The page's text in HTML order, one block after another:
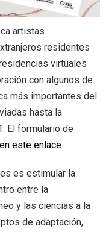
artistas
residentes
virtuales
con algunos de
más importantes del
hasta la
El formulario de
este enlace.
es estimular la
entre la
y las ciencias a la
de adaptación,